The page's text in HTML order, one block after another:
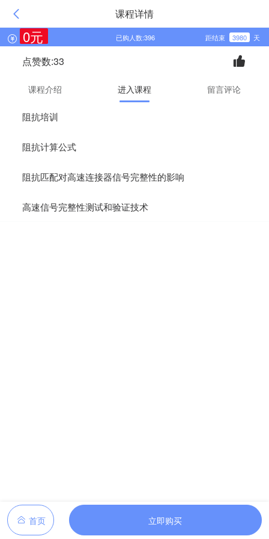
课程详情
0元 已购人数:396 距结束 3980 天
点赞数:33
课程介绍 进入课程 留言评论
阻抗培训
阻抗计算公式
阻抗匹配对高速连接器信号完整性的影响
高速信号完整性测试和验证技术
首页 立即购买